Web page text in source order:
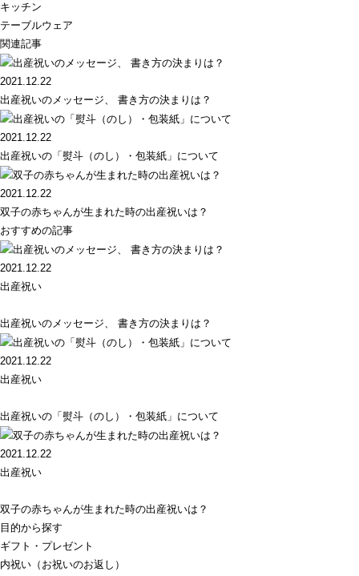
キッチン
テーブルウェア
関連記事
2021.12.22
出産祝いのメッセージ、 書き方の決まりは？
2021.12.22
出産祝いの「熨斗（のし）・包装紙」について
2021.12.22
双子の赤ちゃんが生まれた時の出産祝いは？
おすすめの記事
2021.12.22
出産祝い
出産祝いのメッセージ、 書き方の決まりは？
2021.12.22
出産祝い
出産祝いの「熨斗（のし）・包装紙」について
2021.12.22
出産祝い
双子の赤ちゃんが生まれた時の出産祝いは？
目的から探す
ギフト・プレゼント
内祝い（お祝いのお返し）